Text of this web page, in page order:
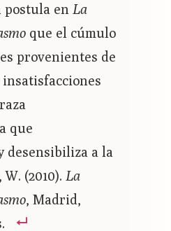
en La
que el cúmulo
provenientes de
que
desensibiliza a la
(2010). La
, Madrid,